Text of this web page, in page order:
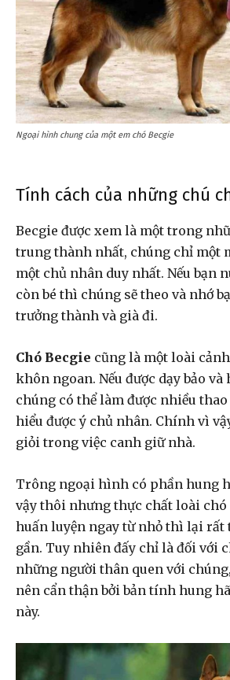
Ngoại hình chung của một em chó Becgie
Tính cách của những chú
Becgie được xem là một trong
trung thành nhất, chúng chỉ một
một chủ nhân duy nhất. Nếu bạn
còn bé thì chúng sẽ theo và nhớ
trưởng thành và già đi.
Chó Becgie cũng là một loài
khôn ngoan. Nếu được dạy bảo và
chúng có thể làm được nhiều thao
hiểu được ý chủ nhân. Chính vì
giỏi trong việc canh giữ nhà.
Trông ngoại hình có phần hung
vậy thôi nhưng thực chất loài chó
huấn luyện ngay từ nhỏ thì lại rất
gần. Tuy nhiên đấy chỉ là đối với
những người thân quen với
nên cẩn thận bởi bản tính hung
này.